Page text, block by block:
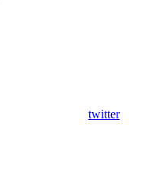
twitter